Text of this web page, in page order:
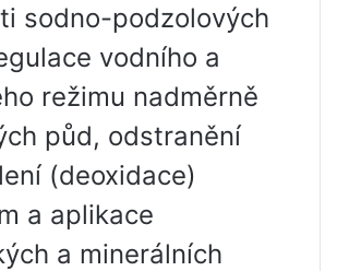
sodno-podzolových
vodního a
režimu nadměrně
půd, odstranění
(deoxidace)
a aplikace
a minerálních